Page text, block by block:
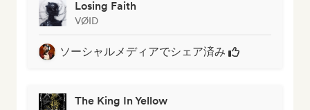
Losing Faith
VØID
ソーシャルメディアでシェア済み
The King In Yellow